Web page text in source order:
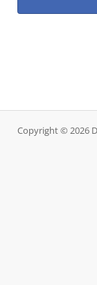
Copyright © 2026